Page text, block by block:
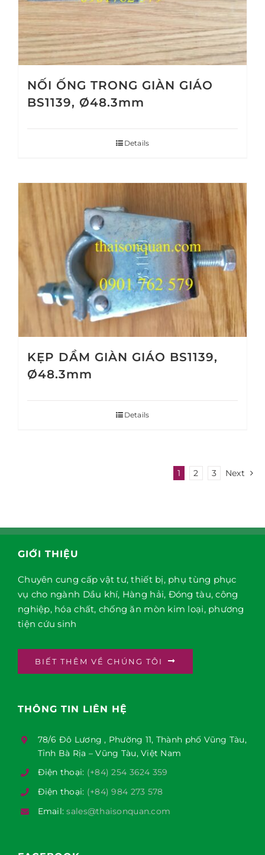
NỐI ỐNG TRONG GIÀN GIÁO
BS1139, Ø48.3mm
Details
KẸP DẦM GIÀN GIÁO BS1139,
Ø48.3mm
Details
1 2 3 Next
GIỚI THIỆU
Chuyên cung cấp vật tư, thiết bị, phụ tùng phục
vụ cho ngành Dầu khí, Hàng hải, Đóng tàu, công
nghiệp, hóa chất, chống ăn mòn kim loại, phương
tiện cứu sinh
BIẾT THÊM VỀ CHÚNG TÔI
THÔNG TIN LIÊN HỆ
78/6 Đô Lương , Phường 11, Thành phố Vũng Tàu,
Tỉnh Bà Rịa – Vũng Tàu, Việt Nam
Điện thoại: (+84) 254 3624 359
Điện thoại: (+84) 984 273 578
Email:sales@thaisonquan.com